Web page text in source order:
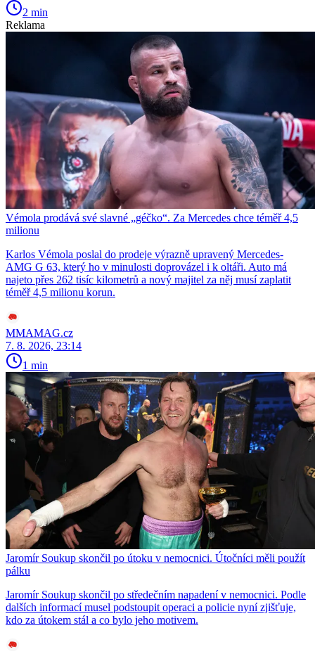
2 min
Reklama
Vémola prodává své slavné „géčko“. Za Mercedes chce téměř 4,5
milionu
Karlos Vémola poslal do prodeje výrazně upravený Mercedes-
AMG G 63, který ho v minulosti doprovázel i k oltáři. Auto má
najeto přes 262 tisíc kilometrů a nový majitel za něj musí zaplatit
téměř 4,5 milionu korun.
MMAMAG.cz
7. 8. 2026, 23:14
1 min
Jaromír Soukup skončil po útoku v nemocnici. Útočníci měli použít
pálku
Jaromír Soukup skončil po středečním napadení v nemocnici. Podle
dalších informací musel podstoupit operaci a policie nyní zjišťuje,
kdo za útokem stál a co bylo jeho motivem.